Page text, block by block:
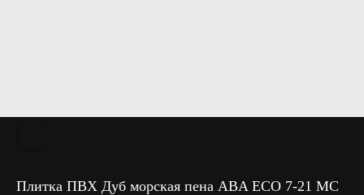
Плитка ПВХ Дуб морская пена ABA ECO 7-21 МС